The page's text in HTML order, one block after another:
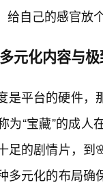
给自己的感官放
元化内容与
是平台的硬件，
为“宝藏”的成
足的剧情片，
多元化的布局